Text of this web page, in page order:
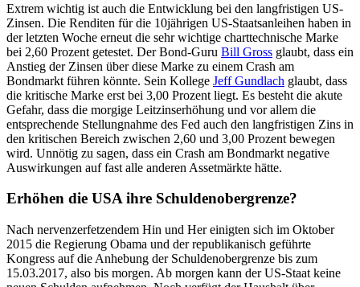
Extrem wichtig ist auch die Entwicklung bei den langfristigen US-
Zinsen. Die Renditen für die 10jährigen US-Staatsanleihen haben in
der letzten Woche erneut die sehr wichtige charttechnische Marke
bei 2,60 Prozent getestet. Der Bond-Guru Bill Gross glaubt, dass ein
Anstieg der Zinsen über diese Marke zu einem Crash am
Bondmarkt führen könnte. Sein Kollege Jeff Gundlach glaubt, dass
die kritische Marke erst bei 3,00 Prozent liegt. Es besteht die akute
Gefahr, dass die morgige Leitzinserhöhung und vor allem die
entsprechende Stellungnahme des Fed auch den langfristigen Zins in
den kritischen Bereich zwischen 2,60 und 3,00 Prozent bewegen
wird. Unnötig zu sagen, dass ein Crash am Bondmarkt negative
Auswirkungen auf fast alle anderen Assetmärkte hätte.
Erhöhen die USA ihre Schuldenobergrenze?
Nach nervenzerfetzendem Hin und Her einigten sich im Oktober
2015 die Regierung Obama und der republikanisch geführte
Kongress auf die Anhebung der Schuldenobergrenze bis zum
15.03.2017, also bis morgen. Ab morgen kann der US-Staat keine